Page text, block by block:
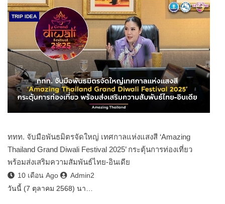
TRIP IDEA
ททท. จับมือพันธมิตรจัดใหญ่ เทศกาลแห่งแสงสี ‘Amazing
Thailand Grand Diwali Festival 2025’ กระตุ้นการท่องเที่ยว
พร้อมส่งเสริมความสัมพันธ์ไทย-อินเดีย
10 เดือน Ago
Admin2
วันนี้ (7 ตุลาคม 2568) นา…